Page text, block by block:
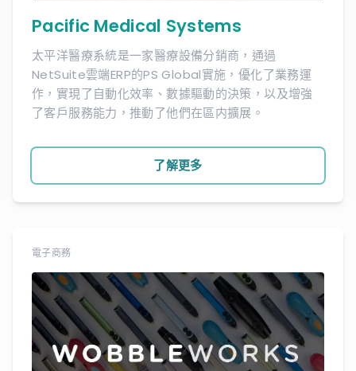
Pacific Medical Systems
太平洋醫療系統是一家醫療設備分銷商，通過
NetSuite雲端ERP的PS Global實施，優化了業務運
作，實現了自動化效率、數據驅動的決策，以及增強
了客戶服務能力，推動了他們在區内擴展。
了解更多
電子商務